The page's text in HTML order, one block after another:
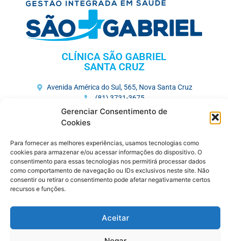
Gerenciar Consentimento de
Cookies
Para fornecer as melhores experiências, usamos tecnologias como
cookies para armazenar e/ou acessar informações do dispositivo. O
consentimento para essas tecnologias nos permitirá processar dados
como comportamento de navegação ou IDs exclusivos neste site. Não
consentir ou retirar o consentimento pode afetar negativamente certos
recursos e funções.
Aceitar
CLÍNICA SÃO GABRIEL
SANTA CRUZ
Avenida América do Sul, 565, Nova Santa Cruz
(81) 3731-3675
HOSPITAL MEMORIAL SÃO GABRIEL
Av. José Veríssimo, 752, Maurício de Nassau
(81) 3727-7250
CENTRO MÉDICO
R. Saldanha Marinho , 383, Maurício de Nassau
(81) 3721-6480
(81) 9.9401-8679
DIAGNÓSTICO SÃO GABRIEL